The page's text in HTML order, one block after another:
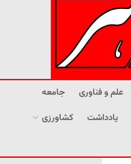
علم و فناوری
جامعه
یادداشت
کشاورزی